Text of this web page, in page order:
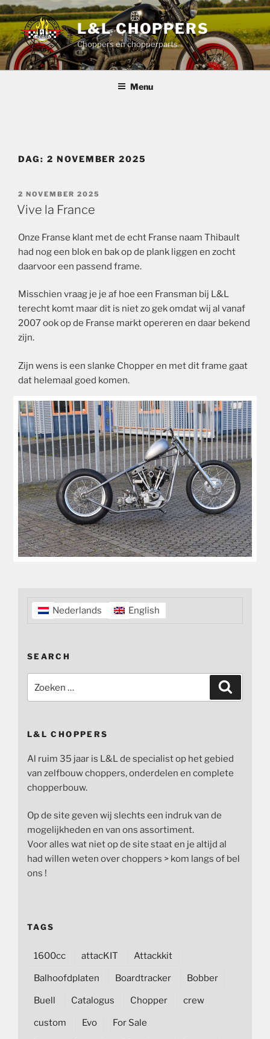
Ga
naar
de
inhoud
L&L CHOPPERS
Choppers en chopperparts
Menu
DAG: 2 NOVEMBER 2025
GEPLAATST
OP
2 NOVEMBER 2025
Vive la France
Onze Franse klant met de echt Franse naam Thibault
had nog een blok en bak op de plank liggen en zocht
daarvoor een passend frame.
Misschien vraag je je af hoe een Fransman bij L&L
terecht komt maar dit is niet zo gek omdat wij al vanaf
2007 ook op de Franse markt opereren en daar bekend
zijn.
Zijn wens is een slanke Chopper en met dit frame gaat
dat helemaal goed komen.
Nederlands English
SEARCH
naar:
L&L CHOPPERS
Al ruim 35 jaar is L&L de specialist op het gebied
van zelfbouw choppers, onderdelen en complete
chopperbouw.
Op de site geven wij slechts een indruk van de
mogelijkheden en van ons assortiment.
Voor alles wat niet op de site staat en je altijd al
had willen weten over choppers > kom langs of bel
ons !
TAGS
1600cc attacKIT Attackkit
Balhoofdplaten Boardtracker Bobber
Buell Catalogus Chopper crew
custom Evo For Sale